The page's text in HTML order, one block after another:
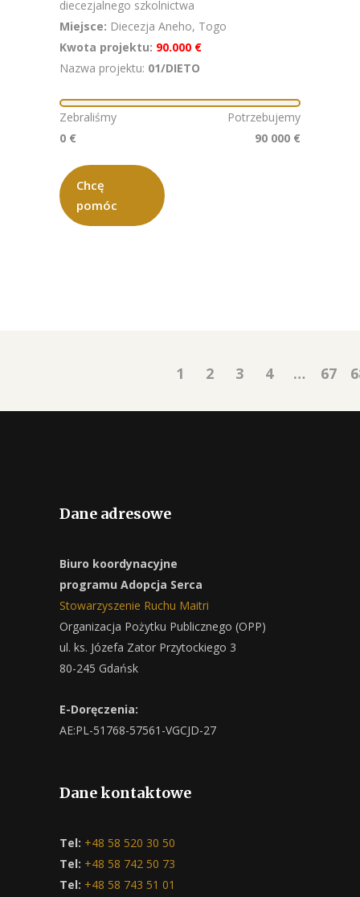
diecezjalnego szkolnictwa
Miejsce: Diecezja Aneho, Togo
Kwota projektu: 90.000 €
Nazwa projektu: 01/DIETO
Chcę
pomóc
Zebraliśmy
0 €
Potrzebujemy
90 000 €
1 2 3 4 … 67
Dane adresowe
Biuro koordynacyjne
programu Adopcja Serca
Stowarzyszenie Ruchu Maitri
Organizacja Pożytku Publicznego (OPP)
ul. ks. Józefa Zator Przytockiego 3
80-245 Gdańsk
E-Doręczenia:
AE:PL-51768-57561-VGCJD-27
Dane kontaktowe
Tel: +48 58 520 30 50
Tel: +48 58 742 50 73
Tel: +48 58 743 51 01